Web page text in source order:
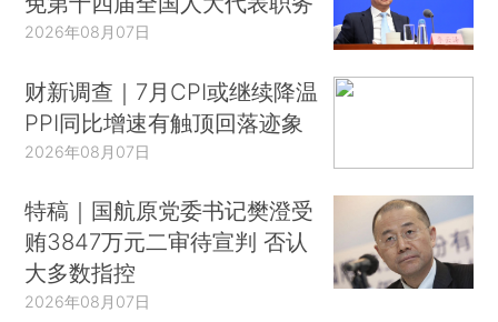
2026年08月07日
财新调查｜7月CPI或继续降温
PPI同比增速有触顶回落迹象
2026年08月07日
特稿｜国航原党委书记樊澄受
贿3847万元二审待宣判 否认
大多数指控
2026年08月07日